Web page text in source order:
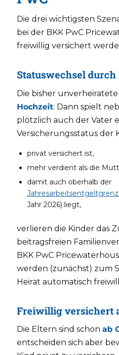
Die drei wichtigsten
bei der BKK PwC
freiwillig versichert
Statuswechsel
Die bisher
Hochzeit: Dann spielt
plötzlich auch der Vater
Versicherungsstatus der
privat versichert ist,
mehr verdient als die
damit auch oberhalb der
Jahr 2026) liegt,
verlieren die Kinder das
beitragsfreien
BKK PwC
werden (zunächst) zum
Heirat automatisch
Freiwillig versichert
Die Eltern sind schon ab
entscheiden sich aber